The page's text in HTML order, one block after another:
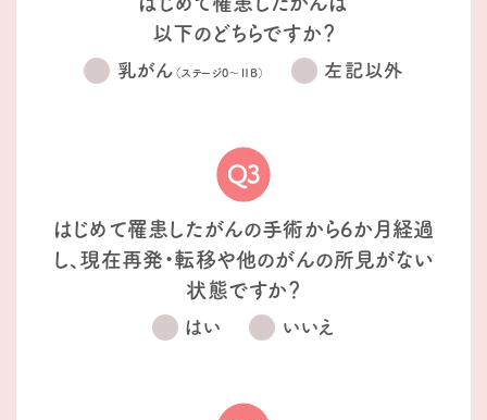
以下のどちらですか？
乳がん （ステージ0〜ⅡB） 左記以外
はじめて罹患したがんの手術から6か月経過
し、現在再発・転移や他のがんの所見がない
状態ですか？
はい いいえ